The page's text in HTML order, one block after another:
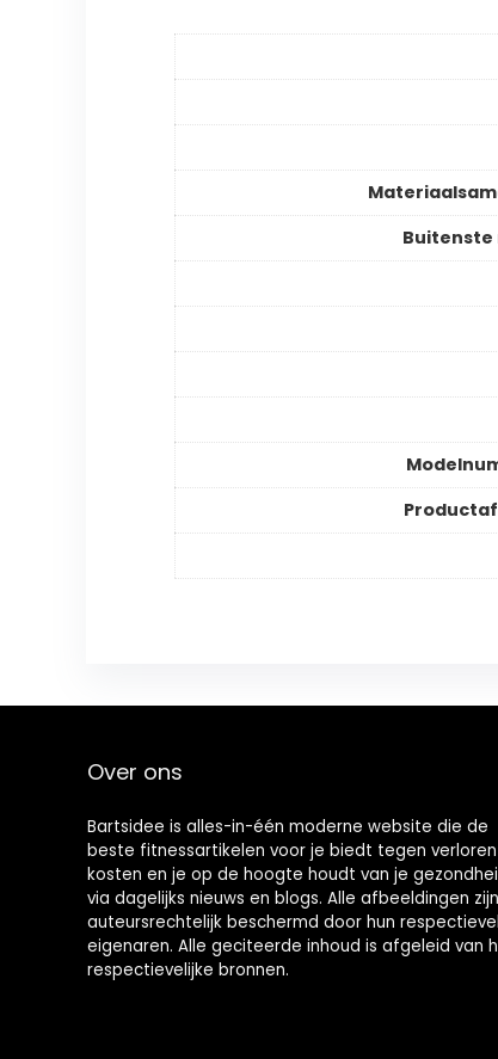
Over ons
Bartsidee is alles-in-één moderne website die de
beste fitnessartikelen voor je biedt tegen verloren
kosten en je op de hoogte houdt van je
via dagelijks nieuws en blogs. Alle afbeeldingen zijn
auteursrechtelijk beschermd door hun
eigenaren. Alle geciteerde inhoud is afgeleid van
respectievelijke bronnen.